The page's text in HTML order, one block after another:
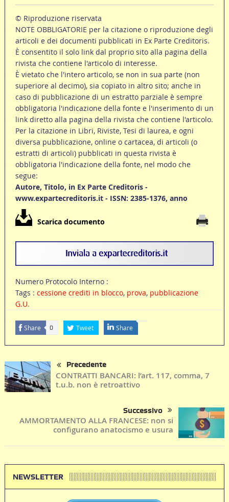
© Riproduzione riservata
NOTE OBBLIGATORIE per la citazione o riproduzione degli
articoli e dei documenti pubblicati in Ex Parte Creditoris.
È consentito il solo link dal proprio sito alla pagina della
rivista che contiene l'articolo di interesse.
È vietato che l'intero articolo, se non in sua parte (non
superiore al decimo), sia copiato in altro sito; anche in
caso di pubblicazione di un estratto parziale è sempre
obbligatoria l'indicazione della fonte e l'inserimento di un
link diretto alla pagina della rivista che contiene l'articolo.
Per la citazione in Libri, Riviste, Tesi di laurea, e ogni
diversa pubblicazione, online o cartacea, di articoli (o
estratti di articoli) pubblicati in questa rivista è
obbligatoria l'indicazione della fonte, nel modo che
segue:
Autore, Titolo, in Ex Parte Creditoris -
www.expartecreditoris.it - ISSN: 2385-1376, anno
Scarica documento
Numero Protocolo Interno :
Tags : cessione crediti in blocco, prova, pubblicazione
G.U.
Share 0 Tweet Share
Precedente
CONTRATTI BANCARI: l’art. 117, comma, 7
t.u.b. non è retroattivo
Successivo
AMMORTAMENTO ALLA FRANCESE: non si
configurano anatocismo e usura
NEWSLETTER